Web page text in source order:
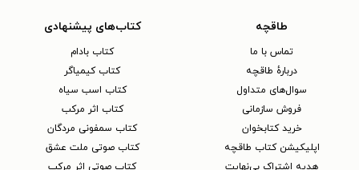
طاقچه
تماس با ما
دربارهٔ طاقچه
سوال‌های متداول
فروش سازمانی
خرید کتابخوان
اپلیکیشن کتاب طاقچه
هدیه اشتراک بی‌نهایت
کتاب‌های پیشنهادی
کتاب بادام
کتاب کیمیاگر
کتاب اسب سیاه
کتاب اثر مرکب
کتاب سمفونی مردگان
کتاب صوتی ملت عشق
کتاب صوتی اثر مرکب